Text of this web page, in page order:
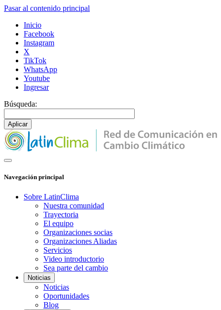
Pasar al contenido principal
Inicio
Facebook
Instagram
X
TikTok
WhatsApp
Youtube
Ingresar
Búsqueda:
Navegación principal
Sobre LatinClima
Nuestra comunidad
Trayectoria
El equipo
Organizaciones socias
Organizaciones Aliadas
Servicios
Video introductorio
Sea parte del cambio
Noticias
Noticias
Oportunidades
Blog